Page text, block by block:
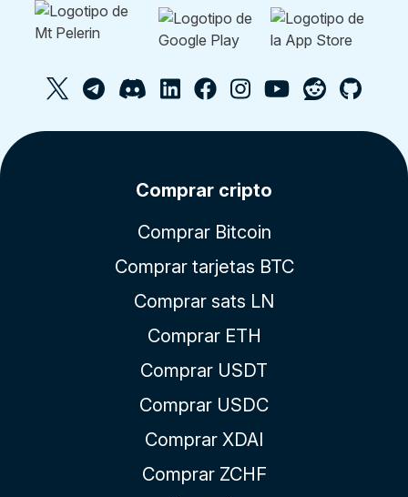
Comprar cripto
Comprar Bitcoin
Comprar tarjetas BTC
Comprar sats LN
Comprar ETH
Comprar USDT
Comprar USDC
Comprar XDAI
Comprar ZCHF